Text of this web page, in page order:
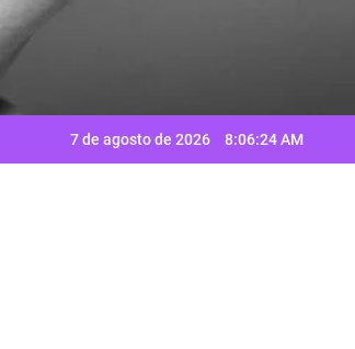
7 de agosto de 2026 8:06:24 AM